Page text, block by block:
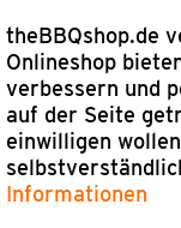
theBBQshop.de
Onlineshop
verbessern und
auf der Seite
einwilligen
Informationen